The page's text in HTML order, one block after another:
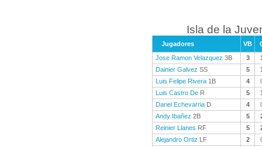
Isla de la
Jugadores VB
Jose Ramon Velazquez 3B 3
Dainier Galvez SS 5
Luis Felipe Rivera 1B 4
Luis Castro De R 5
Dariel Echevarria D 4
Andy Ibañez 2B 5
Reinier Llanes RF 5
Alejandro Ortiz LF 2